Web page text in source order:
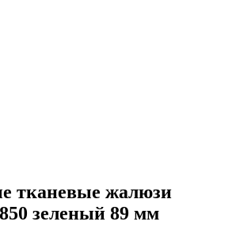
тканевые жалюзи
зеленый 89 мм